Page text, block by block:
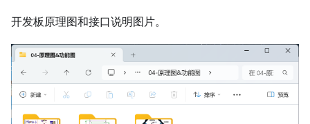
开发板原理图和接口说明图片。